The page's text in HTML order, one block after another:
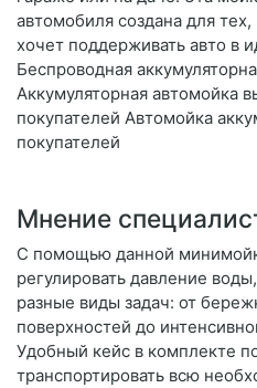
автомобиля создана для
хочет поддерживать авто в
Беспроводная
Аккумуляторная автомойка
покупателей Автомойка
покупателей
Мнение
С помощью данной
регулировать давление
разные виды задач: от
поверхностей до
Удобный кейс в комплекте
транспортировать всю